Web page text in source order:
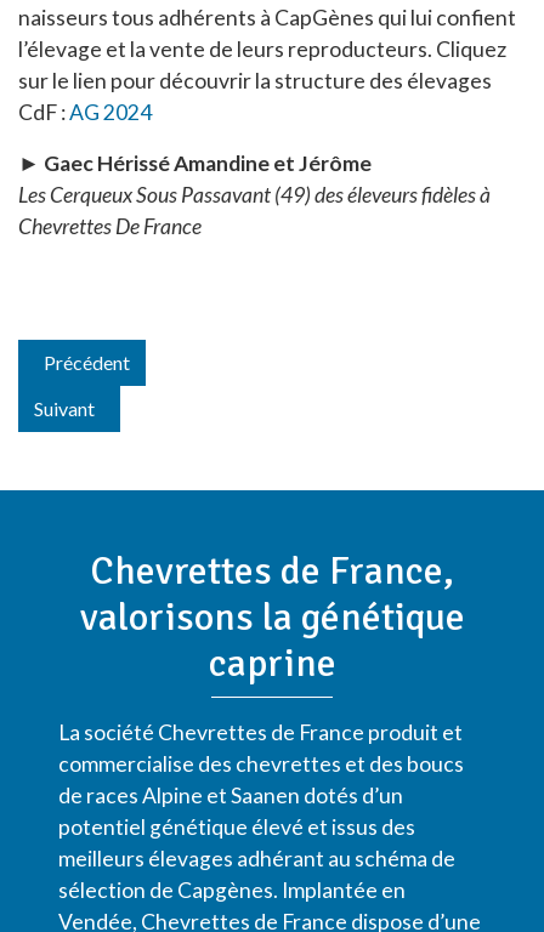
naisseurs tous adhérents à CapGènes qui lui confient
l’élevage et la vente de leurs reproducteurs. Cliquez
sur le lien pour découvrir la structure des élevages
CdF :AG 2024
► Gaec Hérissé Amandine et Jérôme
Les Cerqueux Sous Passavant (49) des éleveurs fidèles à
Chevrettes De France
Précédent
Suivant
Chevrettes de France,
valorisons la génétique
caprine
La société Chevrettes de France produit et
commercialise des chevrettes et des boucs
de races Alpine et Saanen dotés d’un
potentiel génétique élevé et issus des
meilleurs élevages adhérant au schéma de
sélection de Capgènes. Implantée en
Vendée, Chevrettes de France dispose d’une